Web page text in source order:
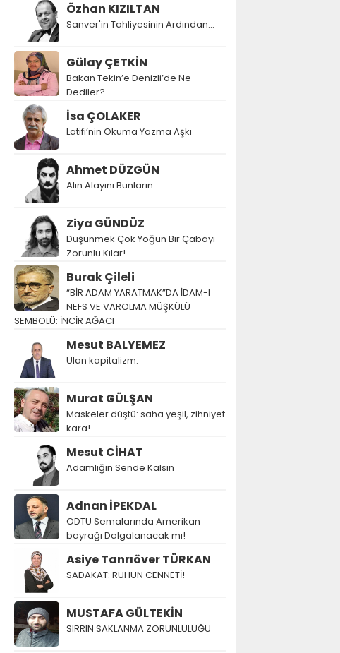
Özhan KIZILTAN
Sanver'in Tahliyesinin Ardından…
Gülay ÇETKİN
Bakan Tekin’e Denizli’de Ne
Dediler?
İsa ÇOLAKER
Latifi’nin Okuma Yazma Aşkı
Ahmet DÜZGÜN
Alın Alayını Bunların
Ziya GÜNDÜZ
Düşünmek Çok Yoğun Bir Çabayı
Zorunlu Kılar!
Burak Çileli
“BİR ADAM YARATMAK”DA İDAM-I
NEFS VE VAROLMA MÜŞKÜLÜ
SEMBOLÜ: İNCİR AĞACI
Mesut BALYEMEZ
Ulan kapitalizm.
Murat GÜLŞAN
Maskeler düştü: saha yeşil, zihniyet
kara!
Mesut CİHAT
Adamlığın Sende Kalsın
Adnan İPEKDAL
ODTÜ Semalarında Amerikan
bayrağı Dalgalanacak mı!
Asiye Tanrıöver TÜRKAN
SADAKAT: RUHUN CENNETİ!
MUSTAFA GÜLTEKİN
SIRRIN SAKLANMA ZORUNLULUĞU